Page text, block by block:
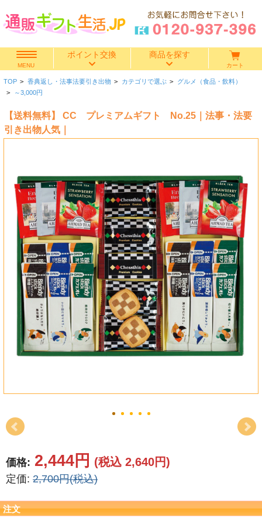
MENU
ポイント交換 商品を探す
快気祝い
香典返し
結婚内祝い
結婚引き出物
出産祝い
結婚祝い
新築祝い
初盆・新盆
お中元
カタログ
カート
TOP > 香典返し・法事法要引き出物 > カテゴリで選ぶ > グルメ（食品・飲料）
> ～3,000円
【送料無料】 CC プレミアムギフト No.25｜法事・法要
引き出物人気｜
価格: 2,444円 (税込 2,640円)
定価: 2,700円(税込)
注文